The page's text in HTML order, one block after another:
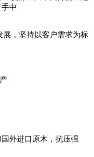
中
展，坚持以客户需求为标
外进口原木，抗压强